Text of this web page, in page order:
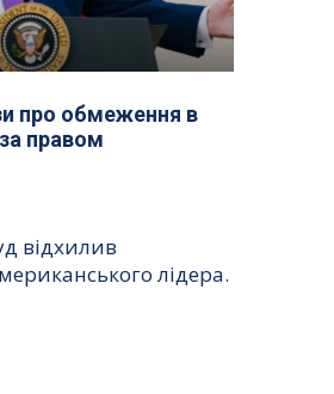
про обмеження в
правом
відхилив
лідера.